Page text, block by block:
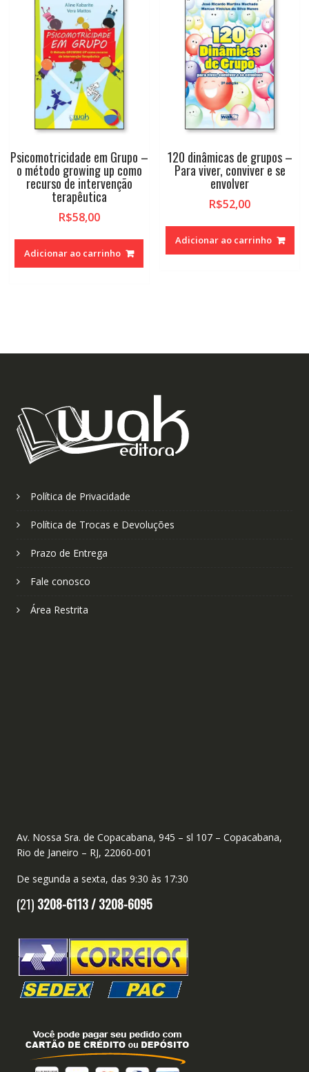
Psicomotricidade em Grupo –
o método growing up como
recurso de intervenção
terapêutica
R$58,00
Adicionar ao carrinho
120 dinâmicas de grupos –
Para viver, conviver e se
envolver
R$52,00
Adicionar ao carrinho
Política de Privacidade
Política de Trocas e Devoluções
Prazo de Entrega
Fale conosco
Área Restrita
Av. Nossa Sra. de Copacabana, 945 – sl 107 – Copacabana,
Rio de Janeiro – RJ, 22060-001
De segunda a sexta, das 9:30 às 17:30
(21) 3208-6113 /3208-6095